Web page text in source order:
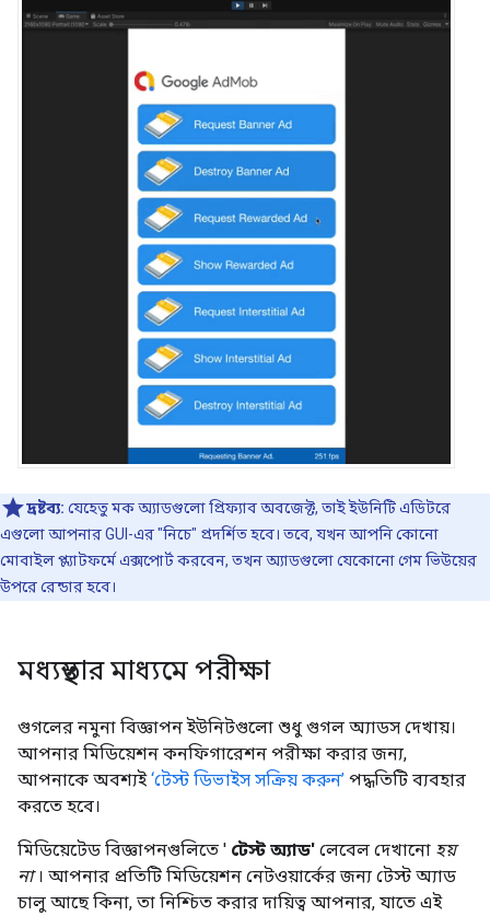
দ্রষ্টব্য: যেহেতু মক অ্যাডগুলো প্রিফ্যাব অবজেক্ট, তাই ইউনিটি এডিটরে
এগুলো আপনার GUI-এর "নিচে" প্রদর্শিত হবে। তবে, যখন আপনি কোনো
মোবাইল প্ল্যাটফর্মে এক্সপোর্ট করবেন, তখন অ্যাডগুলো যেকোনো গেম ভিউয়ের
উপরে রেন্ডার হবে।
মধ্যস্থতার মাধ্যমে পরীক্ষা
গুগলের নমুনা বিজ্ঞাপন ইউনিটগুলো শুধু গুগল অ্যাডস দেখায়।
আপনার মিডিয়েশন কনফিগারেশন পরীক্ষা করার জন্য,
আপনাকে অবশ্যই‘টেস্ট ডিভাইস সক্রিয় করুন’ পদ্ধতিটি ব্যবহার
করতে হবে।
মিডিয়েটেড বিজ্ঞাপনগুলিতে ' টেস্ট অ্যাড' লেবেল দেখানো হয়
না। আপনার প্রতিটি মিডিয়েশন নেটওয়ার্কের জন্য টেস্ট অ্যাড
চালু আছে কিনা, তা নিশ্চিত করার দায়িত্ব আপনার, যাতে এই